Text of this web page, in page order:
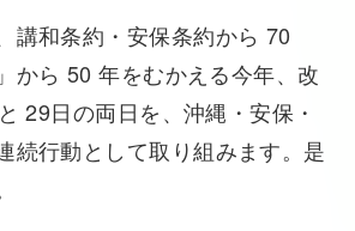
講和条約・安保条約から 70
から 50 年をむかえる今年、改
29日の両日を、沖縄・安保・
続行動として取り組みます。是